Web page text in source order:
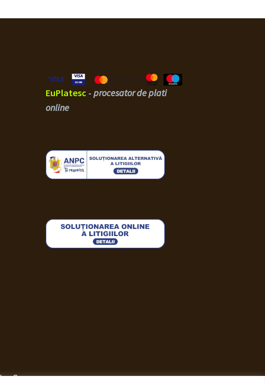
EuPlatesc - procesator de plati
online
.